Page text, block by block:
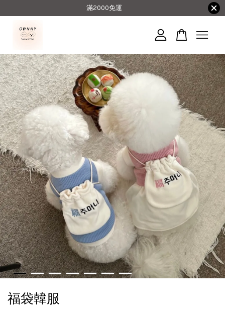
滿2000免運
福袋韓服
您的購物車目前還是空的。
繼續購物